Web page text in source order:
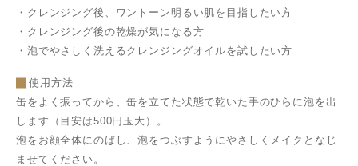
・クレンジング後、ワントーン明るい肌を目指したい方
・クレンジング後の乾燥が気になる方
・泡でやさしく洗えるクレンジングオイルを試したい方
使用方法
缶をよく振ってから、缶を立てた状態で乾いた手のひらに泡を出
します（目安は500円玉大）。
泡をお顔全体にのばし、泡をつぶすようにやさしくメイクとなじ
ませてください。